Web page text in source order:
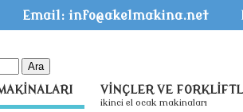
Email: info@akelmakina.net
VİNÇLER VE
i̇ki̇nci̇ el ocak maki̇nalari